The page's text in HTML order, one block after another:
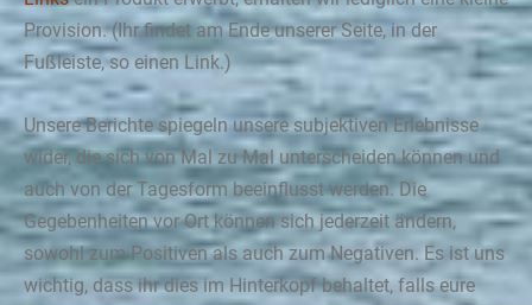
Provision. (Ihr findet am Ende unserer Seite, in der
Fußleiste, so einen Link.)
Unsere Berichte spiegeln unsere subjektiven Erlebnisse
wider, die sich von Mal zu Mal unterscheiden können und
auch von der Tagesform beeinflusst werden. Die
Gegebenheiten vor Ort können sich jederzeit ändern,
sowohl zum Positiven als auch zum Negativen. Es ist uns
wichtig, dass ihr dies im Hinterkopf behaltet, falls eure